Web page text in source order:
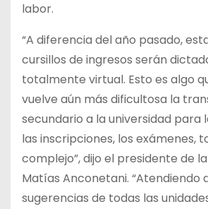
labor.
“A diferencia del año pasado,
cursillos de ingresos serán
totalmente virtual. Esto es algo
vuelve aún más dificultosa la
secundario a la universidad para
las inscripciones, los exámenes,
complejo”, dijo el presidente de
Matías Anconetani. “Atendiendo
sugerencias de todas las